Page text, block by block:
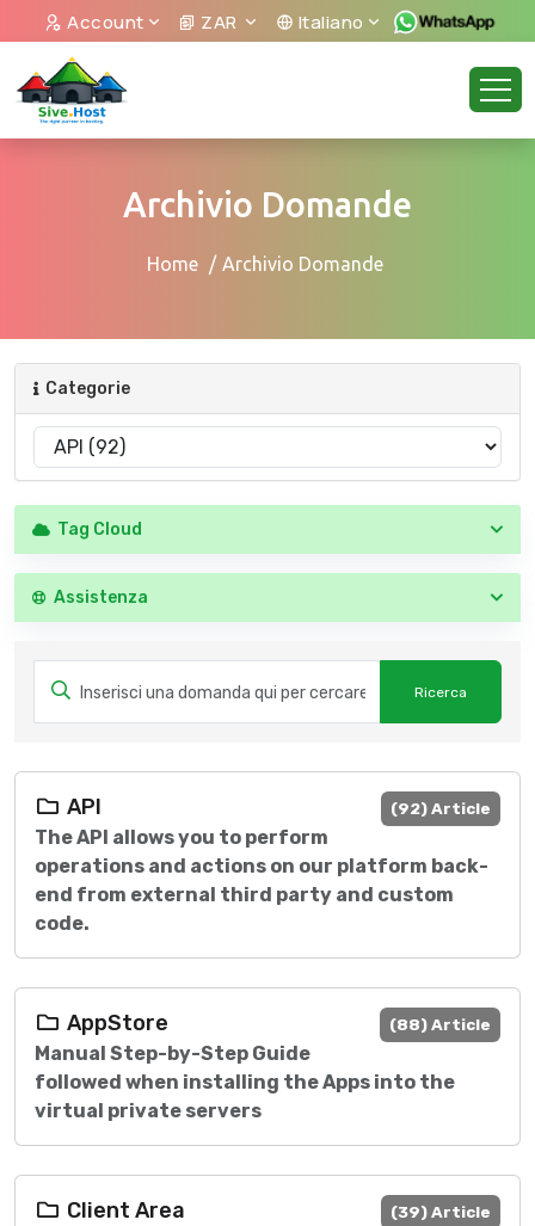
Account ZAR Italiano
Archivio Domande
Home Archivio Domande
Categorie
Tag Cloud
Assistenza
(92) Article
API
The API allows you to perform
operations and actions on our platform back-
end from external third party and custom
code.
(88) Article
AppStore
Manual Step-by-Step Guide
followed when installing the Apps into the
virtual private servers
(39) Article
Client Area